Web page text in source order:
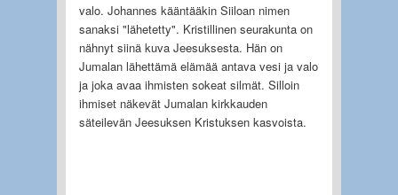
valo. Johannes kääntääkin Siiloan nimen
sanaksi "lähetetty". Kristillinen seurakunta on
nähnyt siinä kuva Jeesuksesta. Hän on
Jumalan lähettämä elämää antava vesi ja valo
ja joka avaa ihmisten sokeat silmät. Silloin
ihmiset näkevät Jumalan kirkkauden
säteilevän Jeesuksen Kristuksen kasvoista.